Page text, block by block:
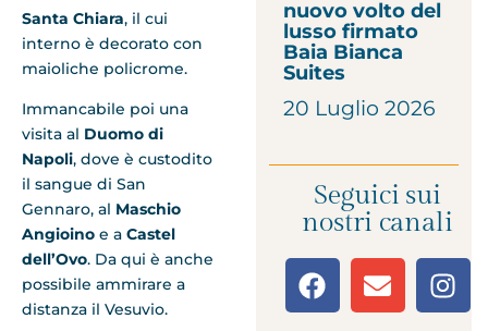
Santa Chiara, il cui
interno è decorato con
maioliche policrome.
Immancabile poi una
visita al Duomo di
Napoli, dove è custodito
il sangue di San
Gennaro, al Maschio
Angioino e a Castel
dell’Ovo. Da qui è anche
possibile ammirare a
distanza il Vesuvio.
nuovo volto del
lusso firmato
Baia Bianca
Suites
20 Luglio 2026
Seguici sui
nostri canali